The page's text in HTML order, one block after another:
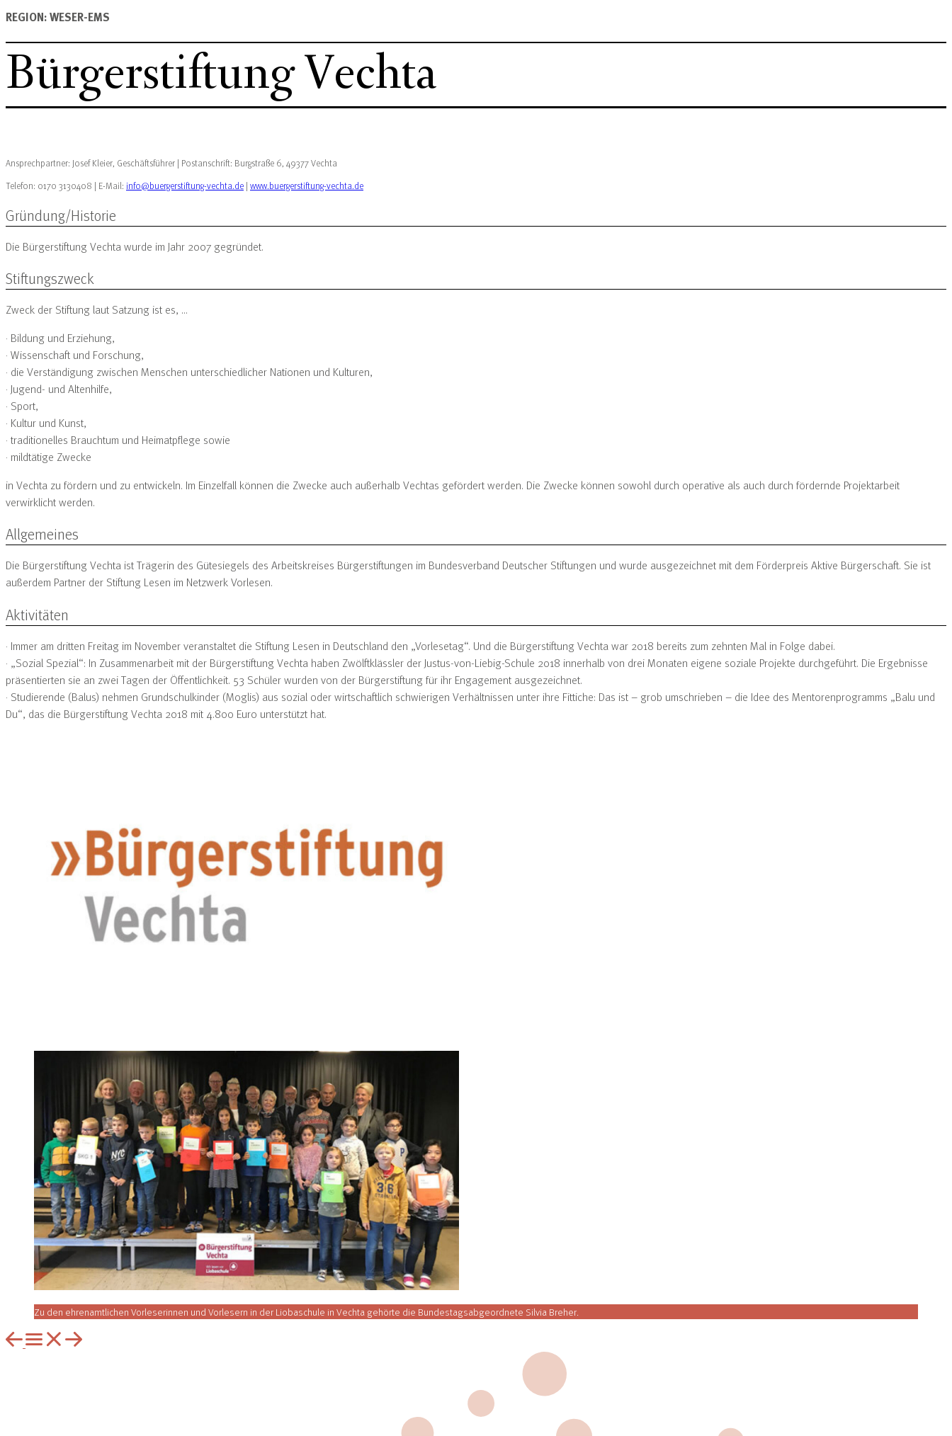
REGION: WESER-EMS
Bürgerstiftung Vechta
Ansprechpartner: Josef Kleier, Geschäftsführer | Postanschrift: Burgstraße 6, 49377 Vechta
Telefon: 0170 3130408 | E-Mail: info@buergerstiftung-vechta.de | www.buergerstiftung-vechta.de
Gründung/Historie
Die Bürgerstiftung Vechta wurde im Jahr 2007 gegründet.
Stiftungszweck
Zweck der Stiftung laut Satzung ist es, …
· Bildung und Erziehung,
· Wissenschaft und Forschung,
· die Verständigung zwischen Menschen unterschiedlicher Nationen und Kulturen,
· Jugend- und Altenhilfe,
· Sport,
· Kultur und Kunst,
· traditionelles Brauchtum und Heimatpflege sowie
· mildtätige Zwecke
in Vechta zu fördern und zu entwickeln. Im Einzelfall können die Zwecke auch außerhalb Vechtas gefördert werden. Die Zwecke können sowohl durch operative als auch durch fördernde Projektarbeit
verwirklicht werden.
Allgemeines
Die Bürgerstiftung Vechta ist Trägerin des Gütesiegels des Arbeitskreises Bürgerstiftungen im Bundesverband Deutscher Stiftungen und wurde ausgezeichnet mit dem Förderpreis Aktive Bürgerschaft. Sie ist
außerdem Partner der Stiftung Lesen im Netzwerk Vorlesen.
Aktivitäten
· Immer am dritten Freitag im November veranstaltet die Stiftung Lesen in Deutschland den „Vorlesetag“. Und die Bürgerstiftung Vechta war 2018 bereits zum zehnten Mal in Folge dabei.
· „Sozial Spezial“: In Zusammenarbeit mit der Bürgerstiftung Vechta haben Zwölftklässler der Justus-von-Liebig-Schule 2018 innerhalb von drei Monaten eigene soziale Projekte durchgeführt. Die Ergebnisse
präsentierten sie an zwei Tagen der Öffentlichkeit. 53 Schüler wurden von der Bürgerstiftung für ihr Engagement ausgezeichnet.
· Studierende (Balus) nehmen Grundschulkinder ­(Moglis) aus sozial oder wirtschaftlich schwierigen Verhältnissen unter ihre Fittiche: Das ist – grob umschrieben – die Idee des Mentorenprogramms „Balu und
Du“, das die Bürgerstiftung Vechta 2018 mit 4.800 Euro unterstützt hat.
Zu den ehrenamtlichen Vorleserinnen und Vorlesern in der Lioba­schule in Vechta gehörte die Bundestagsabgeordnete Silvia Breher.